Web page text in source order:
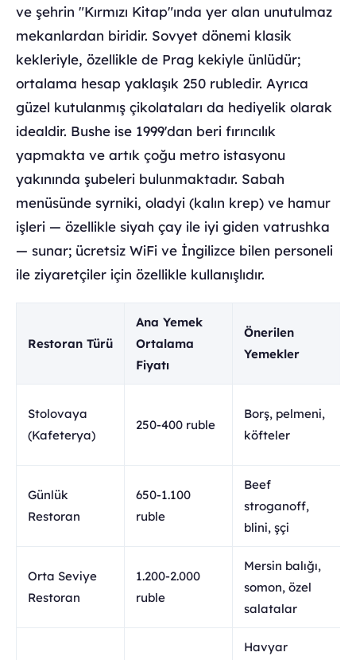
ve şehrin "Kırmızı Kitap"ında yer alan unutulmaz
mekanlardan biridir. Sovyet dönemi klasik
kekleriyle, özellikle de Prag kekiyle ünlüdür;
ortalama hesap yaklaşık 250 rubledir. Ayrıca
güzel kutulanmış çikolataları da hediyelik olarak
idealdir. Bushe ise 1999'dan beri fırıncılık
yapmakta ve artık çoğu metro istasyonu
yakınında şubeleri bulunmaktadır. Sabah
menüsünde syrniki, oladyi (kalın krep) ve hamur
işleri — özellikle siyah çay ile iyi giden vatrushka
— sunar; ücretsiz WiFi ve İngilizce bilen personeli
ile ziyaretçiler için özellikle kullanışlıdır.
Restoran Türü
Ana Yemek
Ortalama
Fiyatı
Önerilen
Yemekler
Stolovaya
(Kafeterya)
250-400 ruble
Borş, pelmeni,
köfteler
Günlük
Restoran
650-1.100
ruble
Beef
stroganoff,
blini, şçi
Orta Seviye
Restoran
1.200-2.000
ruble
Mersin balığı,
somon, özel
salatalar
Havyar